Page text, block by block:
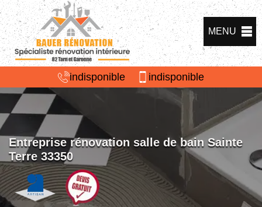
MENU
indisponible indisponible
Entreprise rénovation salle de bain Sainte
Terre 33350